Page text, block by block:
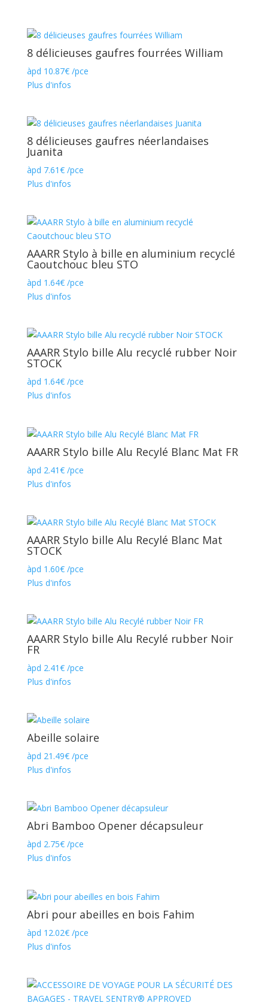
8 délicieuses gaufres fourrées William
àpd 10.87€/pce
Plus d'infos
8 délicieuses gaufres néerlandaises
Juanita
àpd 7.61€/pce
Plus d'infos
AAARR Stylo à bille en aluminium recyclé
Caoutchouc bleu STO
àpd 1.64€/pce
Plus d'infos
AAARR Stylo bille Alu recyclé rubber Noir
STOCK
àpd 1.64€/pce
Plus d'infos
AAARR Stylo bille Alu Recylé Blanc Mat FR
àpd 2.41€/pce
Plus d'infos
AAARR Stylo bille Alu Recylé Blanc Mat
STOCK
àpd 1.60€/pce
Plus d'infos
AAARR Stylo bille Alu Recylé rubber Noir
FR
àpd 2.41€/pce
Plus d'infos
Abeille solaire
àpd 21.49€/pce
Plus d'infos
Abri Bamboo Opener décapsuleur
àpd 2.75€/pce
Plus d'infos
Abri pour abeilles en bois Fahim
àpd 12.02€/pce
Plus d'infos